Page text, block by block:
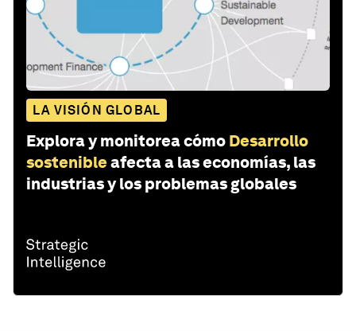
LA VISIÓN GLOBAL
Explora y monitorea cómo Desarrollo
sostenible afecta a las economías, las
industrias y los problemas globales